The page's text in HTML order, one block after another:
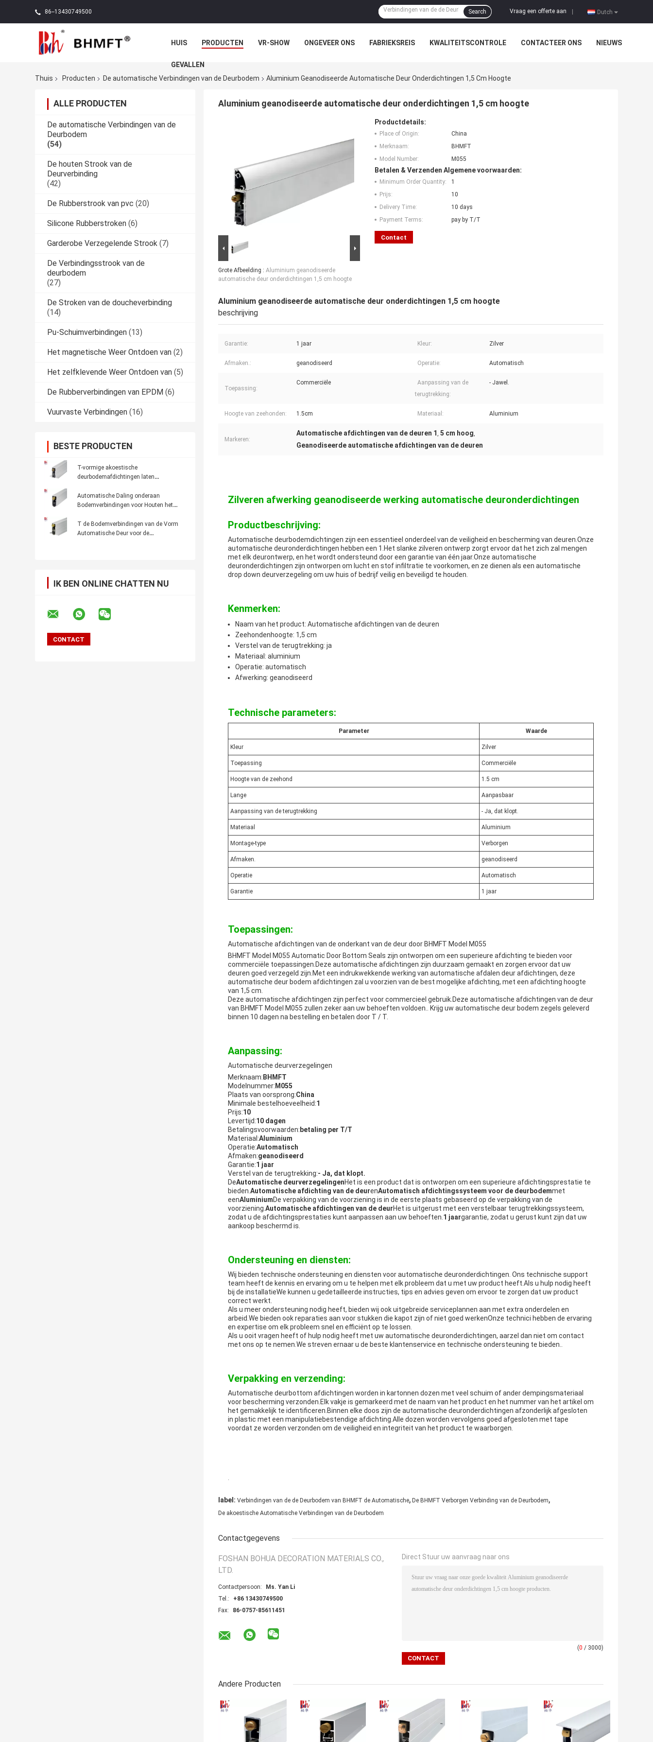
86--13430749500 Dutch
Vraag een offerte aan
Search
HUIS PRODUCTEN VR-SHOW ONGEVEER ONS FABRIEKSREIS KWALITEITSCONTROLE CONTACTEER ONS NIEUWS
GEVALLEN
Thuis
Producten De automatische Verbindingen van de Deurbodem Aluminium Geanodiseerde Automatische Deur Onderdichtingen 1,5 Cm Hoogte
ALLE PRODUCTEN
De automatische Verbindingen van de
Deurbodem
(54)
De houten Strook van de
Deurverbinding
(42)
De Rubberstrook van pvc (20)
Silicone Rubberstroken (6)
Garderobe Verzegelende Strook (7)
De Verbindingsstrook van de
deurbodem
(27)
De Stroken van de doucheverbinding
(14)
Pu-Schuimverbindingen (13)
Het magnetische Weer Ontdoen van (2)
Het zelfklevende Weer Ontdoen van (5)
De Rubberverbindingen van EPDM (6)
Vuurvaste Verbindingen (16)
BESTE PRODUCTEN
T-vormige akoestische
deurbodemafdichtingen laten
vallen voor houten of metalen deuren
Automatische Daling onderaan
Bodemverbindingen voor Houten het
volledig Dekking
T de Bodemverbindingen van de Vorm
Automatische Deur voor de
IK BEN ONLINE CHATTEN NU
Aluminium geanodiseerde automatische deur onderdichtingen 1,5 cm hoogte
Grote Afbeelding : Aluminium geanodiseerde
automatische deur onderdichtingen 1,5 cm hoogte
Productdetails:
Place of Origin:
China
Merknaam:
BHMFT
Model Number:
M055
Betalen & Verzenden Algemene voorwaarden:
Minimum Order Quantity:
1
Prijs:
10
Delivery Time:
10 days
Payment Terms:
pay by T/T
Contact
Aluminium geanodiseerde automatische deur onderdichtingen 1,5 cm hoogte
beschrijving
Garantie: 1 jaar Kleur: Zilver
Afmaken.: geanodiseerd Operatie: Automatisch
Toepassing:
Commerciële
Aanpassing van de
terugtrekking:
- Jawel.
Hoogte van zeehonden: 1.5cm Materiaal: Aluminium
Markeren:
Automatische afdichtingen van de deuren 1 , 5 cm hoog,
Geanodiseerde automatische afdichtingen van de deuren
Zilveren afwerking geanodiseerde werking automatische deuronderdichtingen
Productbeschrijving:
Automatische deurbodemdichtingen zijn een essentieel onderdeel van de veiligheid en bescherming van deuren.Onze
automatische deuronderdichtingen hebben een 1.Het slanke zilveren ontwerp zorgt ervoor dat het zich zal mengen
met elk deurontwerp, en het wordt ondersteund door een garantie van één jaar.Onze automatische
deuronderdichtingen zijn ontworpen om lucht en stof infiltratie te voorkomen, en ze dienen als een automatische
drop down deurverzegeling om uw huis of bedrijf veilig en beveiligd te houden.
Kenmerken:
Naam van het product: Automatische afdichtingen van de deuren
Zeehondenhoogte: 1,5 cm
Verstel van de terugtrekking: ja
Materiaal: aluminium
Operatie: automatisch
Afwerking: geanodiseerd
Technische parameters:
Parameter Waarde
Kleur Zilver
Toepassing Commerciële
Hoogte van de zeehond 1.5 cm
Lange Aanpasbaar
Aanpassing van de terugtrekking - Ja, dat klopt.
Materiaal Aluminium
Montage-type Verborgen
Afmaken. geanodiseerd
Operatie Automatisch
Garantie 1 jaar
Toepassingen:
Automatische afdichtingen van de onderkant van de deur door BHMFT Model M055
BHMFT Model M055 Automatic Door Bottom Seals zijn ontworpen om een superieure afdichting te bieden voor
commerciële toepassingen.Deze automatische afdichtingen zijn duurzaam gemaakt en zorgen ervoor dat uw
deuren goed verzegeld zijn.Met een indrukwekkende werking van automatische afdalen deur afdichtingen, deze
automatische deur bodem afdichtingen zal u voorzien van de best mogelijke afdichting, met een afdichting hoogte
van 1,5 cm.
Deze automatische afdichtingen zijn perfect voor commercieel gebruik.Deze automatische afdichtingen van de deur
van BHMFT Model M055 zullen zeker aan uw behoeften voldoen.. Krijg uw automatische deur bodem zegels geleverd
binnen 10 dagen na bestelling en betalen door T / T.
Aanpassing:
Automatische deurverzegelingen
Merknaam: BHMFT
Modelnummer: M055
Plaats van oorsprong:China
Minimale bestelhoeveelheid:1
Prijs:10
Levertijd:10 dagen
Betalingsvoorwaarden:betaling per T/T
Materiaal:Aluminium
Operatie:Automatisch
Afmaken:geanodiseerd
Garantie:1 jaar
Verstel van de terugtrekking:- Ja, dat klopt.
DeAutomatische deurverzegelingenHet is een product dat is ontworpen om een superieure afdichtingsprestatie te
bieden.Automatische afdichting van de deurenAutomatisch afdichtingssysteem voor de deurbodemmet
eenAluminiumDe verpakking van de voorziening is in de eerste plaats gebaseerd op de verpakking van de
voorziening.Automatische afdichtingen van de deurHet is uitgerust met een verstelbaar terugtrekkingssysteem,
zodat u de afdichtingsprestaties kunt aanpassen aan uw behoeften.1 jaargarantie, zodat u gerust kunt zijn dat uw
aankoop beschermd is.
Ondersteuning en diensten:
Wij bieden technische ondersteuning en diensten voor automatische deuronderdichtingen. Ons technische support
team heeft de kennis en ervaring om u te helpen met elk probleem dat u met uw product heeft.Als u hulp nodig heeft
bij de installatieWe kunnen u gedetailleerde instructies, tips en advies geven om ervoor te zorgen dat uw product
correct werkt.
Als u meer ondersteuning nodig heeft, bieden wij ook uitgebreide serviceplannen aan met extra onderdelen en
arbeid.We bieden ook reparaties aan voor stukken die kapot zijn of niet goed werkenOnze technici hebben de ervaring
en expertise om elk probleem snel en efficiënt op te lossen.
Als u ooit vragen heeft of hulp nodig heeft met uw automatische deuronderdichtingen, aarzel dan niet om contact
met ons op te nemen.We streven ernaar u de beste klantenservice en technische ondersteuning te bieden..
Verpakking en verzending:
Automatische deurbottom afdichtingen worden in kartonnen dozen met veel schuim of ander dempingsmateriaal
voor bescherming verzonden.Elk vakje is gemarkeerd met de naam van het product en het nummer van het artikel om
het gemakkelijk te identificeren.Binnen elke doos zijn de automatische deuronderdichtingen afzonderlijk afgesloten
in plastic met een manipulatiebestendige afdichting.Alle dozen worden vervolgens goed afgesloten met tape
voordat ze worden verzonden om de veiligheid en integriteit van het product te waarborgen.
.
label: Verbindingen van de de Deurbodem van BHMFT de Automatische, De BHMFT Verborgen Verbinding van de Deurbodem,
De akoestische Automatische Verbindingen van de Deurbodem
Contactgegevens
FOSHAN BOHUA DECORATION MATERIALS CO.,
LTD.
Contactpersoon:
Ms. Yan Li
Tel.:
+86 13430749500
Fax:
86-0757-85611451
Direct Stuur uw aanvraag naar ons
(0 / 3000)
Andere Producten